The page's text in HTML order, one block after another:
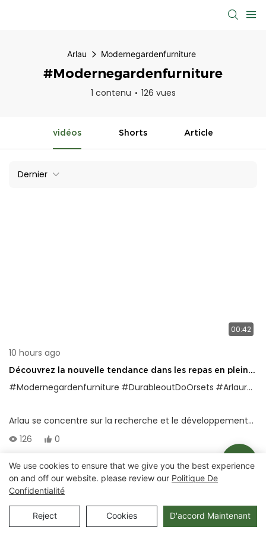
Arlau Modernegardenfurniture
#Modernegardenfurniture
1 contenu 126 vues
vidéos Shorts Article
Dernier
00:42
10 hours ago
Découvrez la nouvelle tendance dans les repas en plein
air | Ensembles de table de jardin rectangulaires Arlau!
#Modernegardenfurniture #DurableoutDoOrsets #Arlaurectangulartable
Arlau se concentre sur la recherche et le développement
et la production de tables de pique-nique extérieure de
classiques: rond, carrés, 6 pieds et 8 pieds rectangulaires,
pour répondre aux besoins de divers espaces. Le produit
adopte une table en métal étendue à revêtement
thermoplastique et une structure de cadre en acier enduit
de poudre noir.
126 0
Droits d'auteur © 2025 Chongqing Arlau Civic Equipment
Manufacturing Co., Ltd. | Plan du site
We use cookies to ensure that we give you the best experience
on and off our website. please review our Politique De
Confidentialité
Reject Cookies D'accord Maintenant